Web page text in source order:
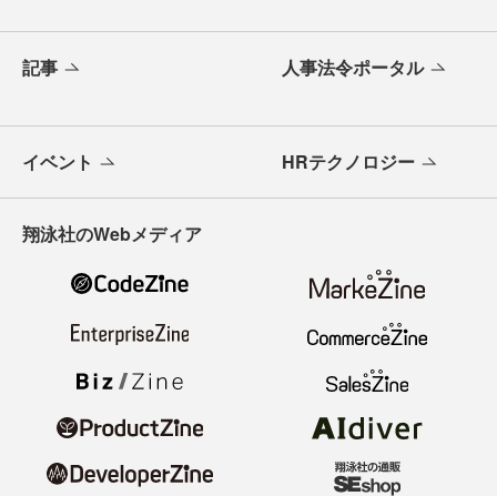
記事 人事法令ポータル
イベント HRテクノロジー
翔泳社のWebメディア